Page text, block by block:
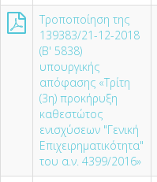
Τροποποίηση της
139383/21-12-2018
(Β' 5838)
υπουργικής
απόφασης «Τρίτη
(3η) προκήρυξη
καθεστώτος
ενισχύσεων "Γενική
Επιχειρηματικότητα"
του α.ν. 4399/2016»